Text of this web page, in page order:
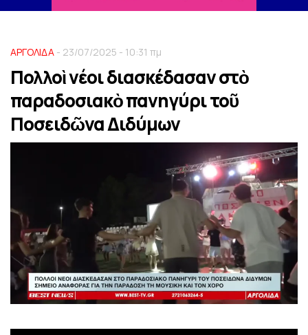
ΑΡΓΟΛΙΔΑ - 23/07/2025 - 10:31 πμ
Πολλοὶ νέοι διασκέδασαν στὸ
παραδοσιακὸ πανηγύρι τοῦ
Ποσειδῶνα Διδύμων